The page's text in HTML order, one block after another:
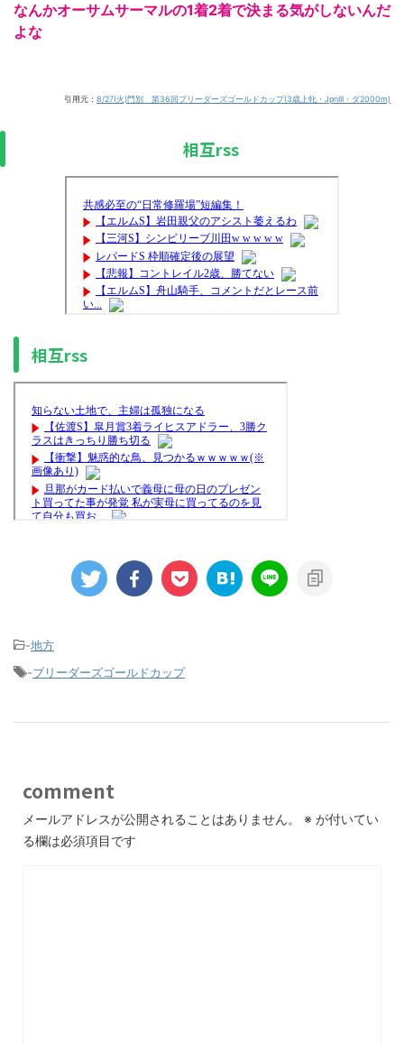
なんかオーサムサーマルの1着2着で決まる気がしないんだ
よな
引用元： 8/27(火)門別 第36回ブリーダーズゴールドカップ(3歳上牝・JpnIII・ダ2000m)
相互rss
相互rss
-地方
-ブリーダーズゴールドカップ
comment
メールアドレスが公開されることはありません。 ※ が付いてい
る欄は必須項目です